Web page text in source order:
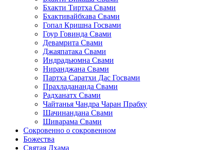
Бхакти Тиртха Свами
Бхактивайбхава Свами
Гопал Кришна Госвами
Гоур Говинда Свами
Девамрита Свами
Джаяпатака Свами
Индрадьюмна Свами
Ниранджана Свами
Партха Саратхи Дас Госвами
Прахладананда Свами
Радханатх Свами
Чайтанья Чандра Чаран Прабху
Шачинандана Свами
Шиварама Свами
Сокровенно о сокровенном
Божества
Святая Дхама